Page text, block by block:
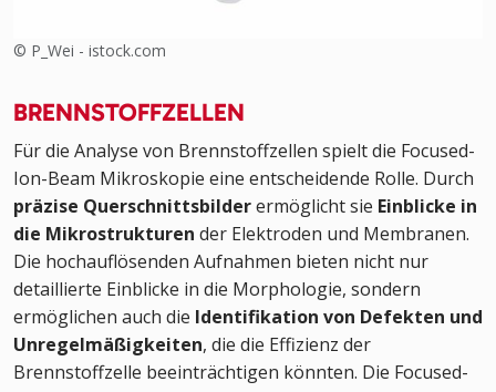
© P_Wei - istock.com
BRENNSTOFFZELLEN
Für die Analyse von Brennstoffzellen spielt die Focused-
Ion-Beam Mikroskopie eine entscheidende Rolle. Durch
präzise Querschnittsbilderermöglicht sie Einblicke in
die Mikrostrukturen der Elektroden und Membranen.
Die hochauflösenden Aufnahmen bieten nicht nur
detaillierte Einblicke in die Morphologie, sondern
ermöglichen auch die Identifikation von Defekten und
Unregelmäßigkeiten, die die Effizienz der
Brennstoffzelle beeinträchtigen könnten. Die Focused-